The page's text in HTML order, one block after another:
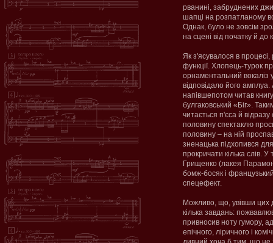
рванині, забруднених
шапці на розпатланому
Однак, було не зовсім
на сцені від початку й до
Як з'ясувалося в процесі,
функції. Хлопець-турок
орнаментальний вокаліз
відповідало його
напівшепотом читав
булгаковський «Біг».
читається п'єса й
половину спектаклю
половину – на ній
зненацька підхопився
прокричати кілька слів. У
Грищенко (лакея
бомж-босяк і
спецефект.
Можливо, що, увівши цих
кілька завдань:
привносив ноту гумору,
епічного, ліричного і